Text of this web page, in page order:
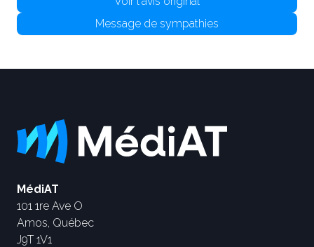
Message de sympathies
MédiAT
101 1re Ave O
Amos, Québec
J9T 1V1